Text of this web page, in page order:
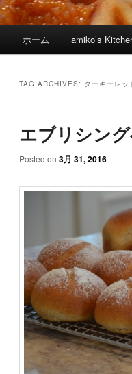
Skip to primary
Skip to secondary
ホーム amiko’s
TAG ARCHIVES: ターキーレッ
エブリシン
Posted on 3月 31, 2016